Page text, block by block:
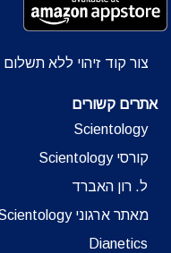
צור קוד זיהוי ללא תשלום
אתרים קשורים
Scientology
קורסי Scientology
ל. רון האברד
מאתר ארגוני Scientology
Dianetics